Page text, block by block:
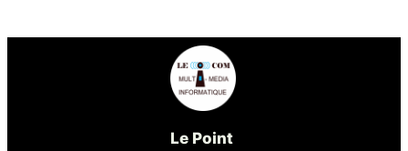
Le Point